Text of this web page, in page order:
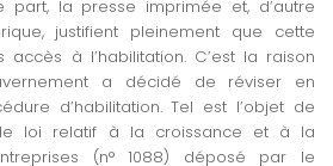
part, la presse imprimée et, d’autre
justifient pleinement que cette
à l’habilitation. C’est la raison
a décidé de réviser en
d’habilitation. Tel est l’objet de
loi relatif à la croissance et à la
(n° 1088) déposé par le